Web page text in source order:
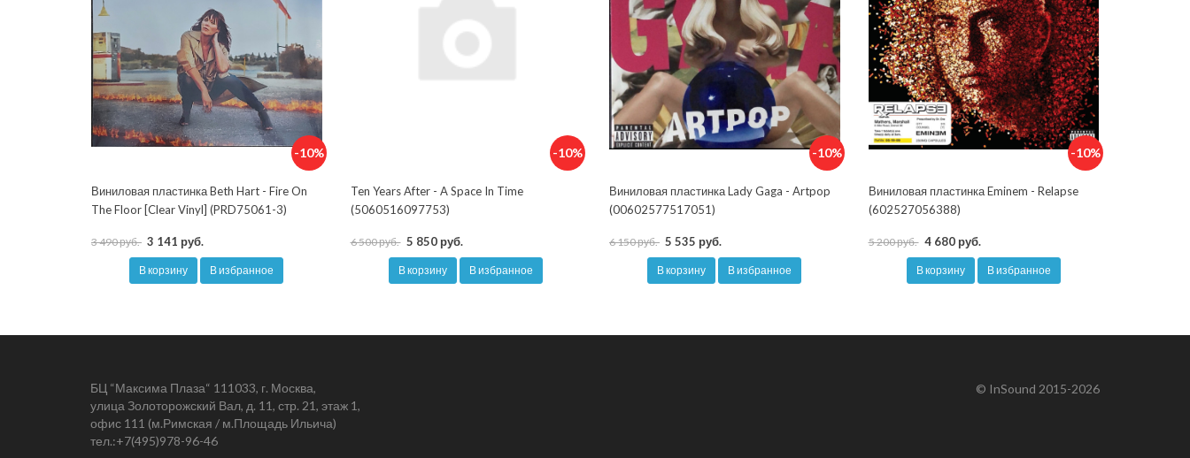
-10%
Виниловая пластинка Beth Hart - Fire On
The Floor [Clear Vinyl] (PRD75061-3)
3 490 руб. 3 141 руб.
В корзину В избранное
-10%
Ten Years After - A Space In Time
(5060516097753)
6 500 руб. 5 850 руб.
В корзину В избранное
-10%
Виниловая пластинка Lady Gaga - Artpop
(00602577517051)
6 150 руб. 5 535 руб.
В корзину В избранное
-10%
Виниловая пластинка Eminem - Relapse
(602527056388)
5 200 руб. 4 680 руб.
В корзину В избранное
БЦ “Максима Плаза“ 111033, г. Москва,
улица Золоторожский Вал, д. 11, стр. 21, этаж 1,
офис 111 (м.Римская / м.Площадь Ильича)
тел.:+7(495)978-96-46
© InSound 2015-2026